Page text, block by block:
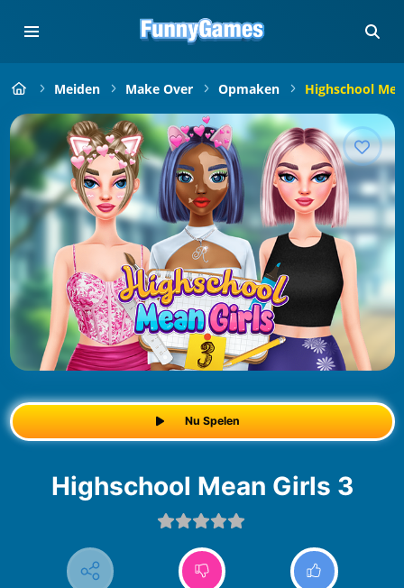
Meiden Make Over Opmaken Highschool
Nu Spelen
Highschool Mean Girls 3